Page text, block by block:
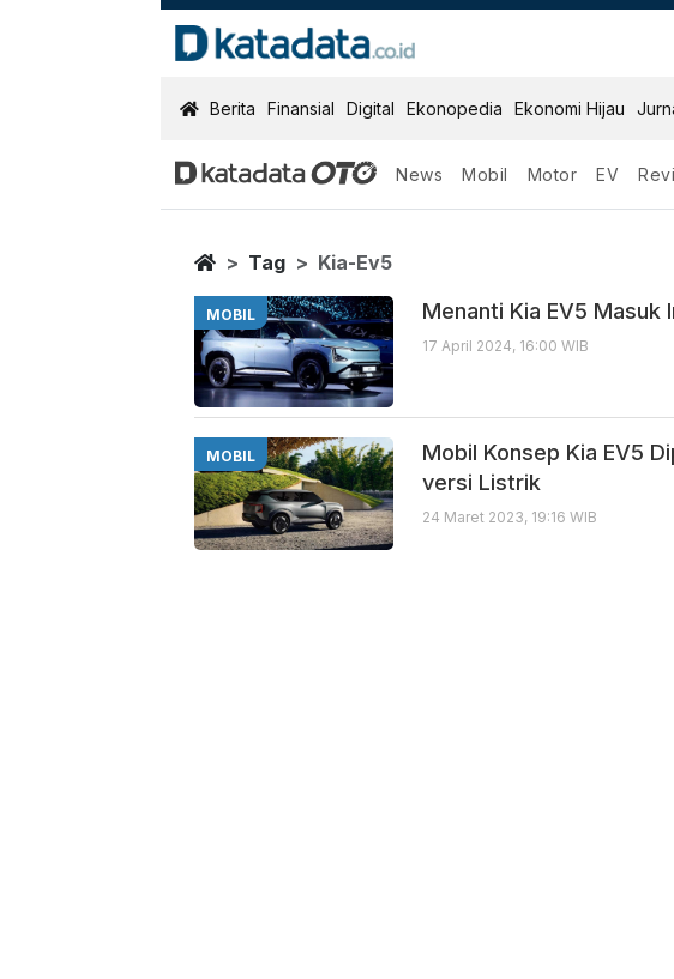
KatadataOTO
Berita Finansial Digital Ekonopedia Ekonomi Hijau
News Mobil Motor EV
Kia Ev5
Berita Terbaru
Home
Tag Kia-Ev5
MOBIL Menanti Kia EV5 Masuk
17 April 2024, 16:00 WIB
MOBIL
Mobil Konsep Kia EV5
versi Listrik
24 Maret 2023, 19:16 WIB